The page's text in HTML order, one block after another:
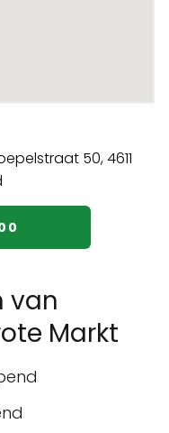
van
Markt